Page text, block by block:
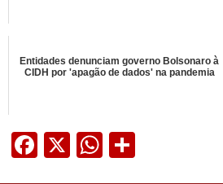
Entidades denunciam governo Bolsonaro à
CIDH por 'apagão de dados' na pandemia
Facebook
X WhatsApp